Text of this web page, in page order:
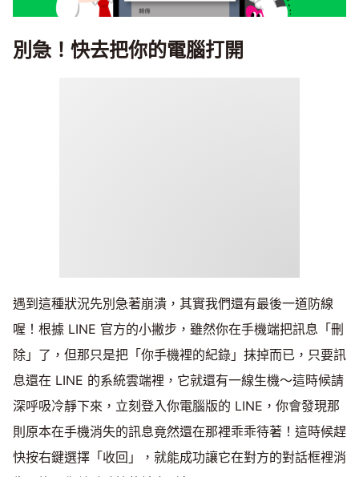
別急！快去把你的電腦打開
遇到這種狀況先別急著崩潰，其實我們還有最後一道防線
喔！根據 LINE 官方的小撇步，雖然你在手機端把訊息「刪
除」了，但那只是把「你手機裡的紀錄」抹掉而已，只要訊
息還在 LINE 的系統雲端裡，它就還有一線生機～這時候請
深呼吸冷靜下來，立刻登入你電腦版的 LINE，你會發現那
則原本在手機消失的訊息竟然還在那裡乖乖待著！這時候趕
快按右鍵選擇「收回」，就能成功讓它在對方的對話框裡消